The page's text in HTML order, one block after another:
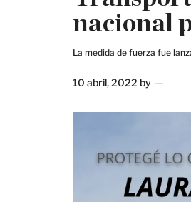
nacional
La medida de fuerza fue
10 abril, 2022 by